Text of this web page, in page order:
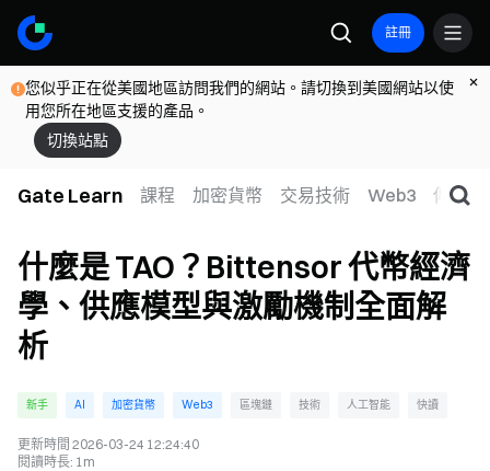
註冊
您似乎正在從美國地區訪問我們的網站。請切換到美國網站以使
用您所在地區支援的產品。
切換站點
Gate Learn 課程 加密貨幣 交易技術 Web3 傳統金
什麼是 TAO？Bittensor 代幣經濟
學、供應模型與激勵機制全面解
析
新手 AI 加密貨幣 Web3 區塊鏈 技術 人工智能 快讀
更新時間 2026-03-24 12:24:40
閱讀時長: 1m